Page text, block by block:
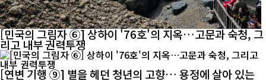
[민국의 그림자 ⑥] 상하이 '76호'의 지옥…고문과 숙청, 그
리고 내부 권력투쟁
[연변 기행 ⑨] 별을 헤던 청년의 고향… 용정에 살아 있는